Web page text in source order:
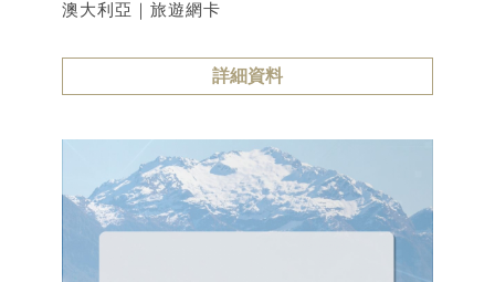
澳大利亞｜旅遊網卡
詳細資料